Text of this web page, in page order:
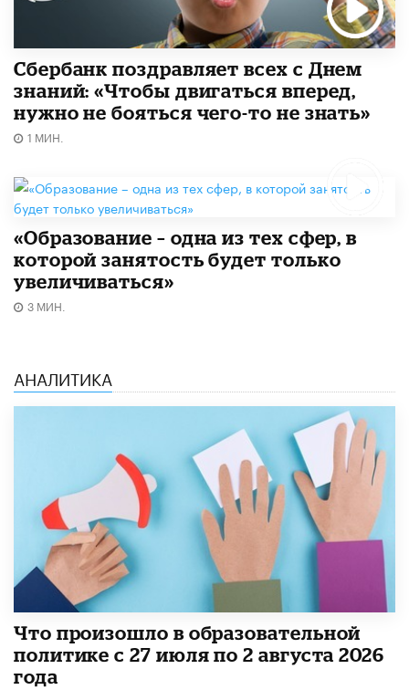
Сбербанк поздравляет всех с Днем
знаний: «Чтобы двигаться вперед,
нужно не бояться чего-то не знать»
1 МИН.
«Образование – одна из тех сфер, в
которой занятость будет только
увеличиваться»
3 МИН.
АНАЛИТИКА
​Что произошло в образовательной
политике с 27 июля по 2 августа 2026
года